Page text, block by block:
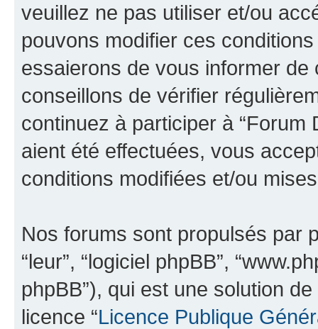
veuillez ne pas utiliser et/ou
pouvons modifier ces
essaierons de vous informer
conseillons de vérifier
continuez à participer à “Forum
aient été effectuées, vous
conditions modifiées et/ou
Nos forums sont propulsés par
“leur”, “logiciel phpBB”,
phpBB”), qui est une solution
licence “Licence Publique